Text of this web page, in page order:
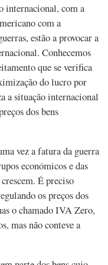
internacional, com a
com a
estão a provocar a
Conhecemos
que se verifica
do lucro por
a situação internacional
dos bens
vez a fatura da guerra
económicos e das
É preciso
os preços dos
o chamado IVA Zero,
mas não conteve a